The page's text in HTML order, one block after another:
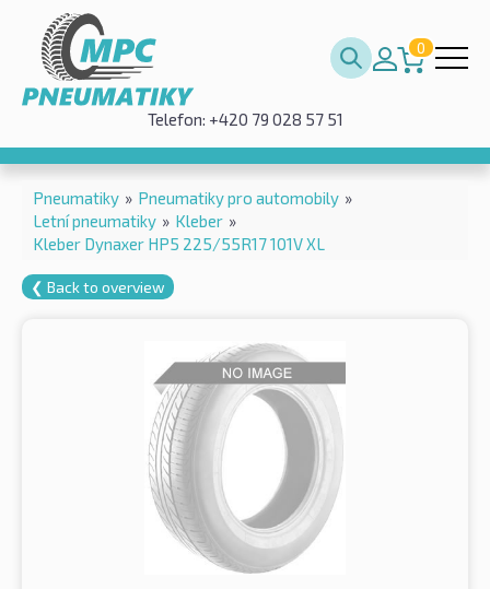
0
Telefon: +420 79 028 57 51
Pneumatiky » Pneumatiky pro automobily »
Letní pneumatiky » Kleber »
Kleber Dynaxer HP5 225/55R17 101V XL
❮ Back to overview